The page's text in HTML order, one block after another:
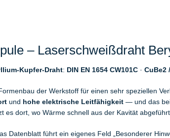
– Laserschweißdraht
Kupfer-Draht: DIN EN 1654 CW101C · CuBe2
der Werkstoff für einen sehr speziellen
und hohe elektrische Leitfähigkeit — und das
es dort, wo Wärme schnell aus der Kavität
Datenblatt führt ein eigenes Feld „Besonderer